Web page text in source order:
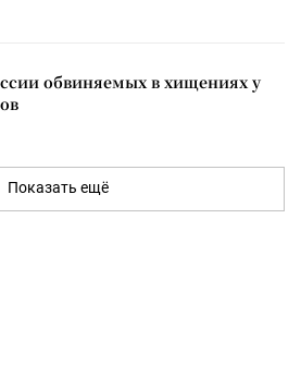
обвиняемых в хищениях у
Показать ещё